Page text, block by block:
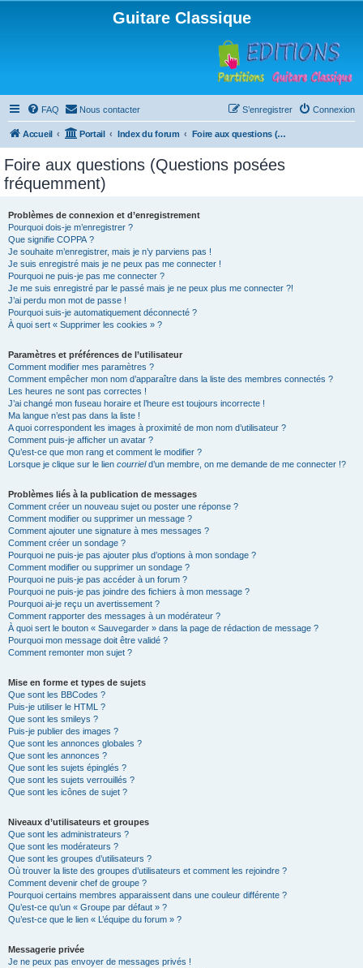
Guitare Classique
FAQ Nous contacter Connexion
S’enregistrer
Accueil Portail Index du forum Foire aux questions (Questions posées fréquemment)
Foire aux questions (Questions posées
fréquemment)
Problèmes de connexion et d’enregistrement
Pourquoi dois-je m’enregistrer ?
Que signifie COPPA ?
Je souhaite m’enregistrer, mais je n’y parviens pas !
Je suis enregistré mais je ne peux pas me connecter !
Pourquoi ne puis-je pas me connecter ?
Je me suis enregistré par le passé mais je ne peux plus me connecter ?!
J’ai perdu mon mot de passe !
Pourquoi suis-je automatiquement déconnecté ?
À quoi sert « Supprimer les cookies » ?
Paramètres et préférences de l’utilisateur
Comment modifier mes paramètres ?
Comment empêcher mon nom d’apparaître dans la liste des membres connectés ?
Les heures ne sont pas correctes !
J’ai changé mon fuseau horaire et l’heure est toujours incorrecte !
Ma langue n’est pas dans la liste !
A quoi correspondent les images à proximité de mon nom d’utilisateur ?
Comment puis-je afficher un avatar ?
Qu’est-ce que mon rang et comment le modifier ?
Lorsque je clique sur le lien courrield’un membre, on me demande de me connecter !?
Problèmes liés à la publication de messages
Comment créer un nouveau sujet ou poster une réponse ?
Comment modifier ou supprimer un message ?
Comment ajouter une signature à mes messages ?
Comment créer un sondage ?
Pourquoi ne puis-je pas ajouter plus d’options à mon sondage ?
Comment modifier ou supprimer un sondage ?
Pourquoi ne puis-je pas accéder à un forum ?
Pourquoi ne puis-je pas joindre des fichiers à mon message ?
Pourquoi ai-je reçu un avertissement ?
Comment rapporter des messages à un modérateur ?
À quoi sert le bouton « Sauvegarder » dans la page de rédaction de message ?
Pourquoi mon message doit être validé ?
Comment remonter mon sujet ?
Mise en forme et types de sujets
Que sont les BBCodes ?
Puis-je utiliser le HTML ?
Que sont les smileys ?
Puis-je publier des images ?
Que sont les annonces globales ?
Que sont les annonces ?
Que sont les sujets épinglés ?
Que sont les sujets verrouillés ?
Que sont les icônes de sujet ?
Niveaux d’utilisateurs et groupes
Que sont les administrateurs ?
Que sont les modérateurs ?
Que sont les groupes d’utilisateurs ?
Où trouver la liste des groupes d’utilisateurs et comment les rejoindre ?
Comment devenir chef de groupe ?
Pourquoi certains membres apparaissent dans une couleur différente ?
Qu’est-ce qu’un « Groupe par défaut » ?
Qu’est-ce que le lien « L’équipe du forum » ?
Messagerie privée
Je ne peux pas envoyer de messages privés !